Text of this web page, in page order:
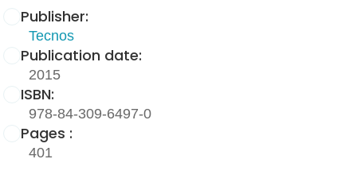
Publisher:
Tecnos
Publication date:
2015
ISBN:
978-84-309-6497-0
Pages :
401